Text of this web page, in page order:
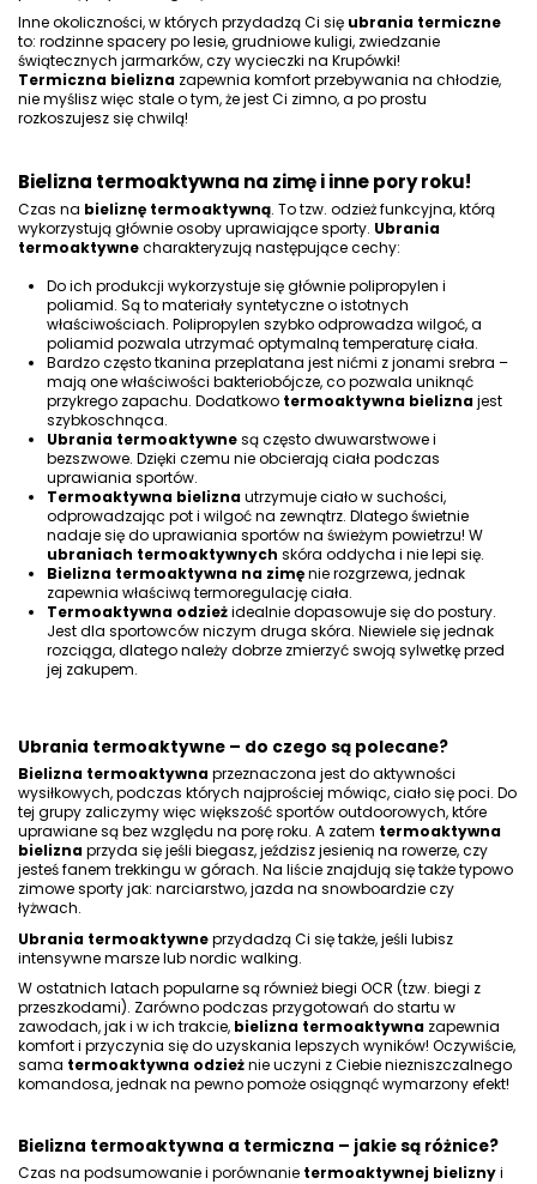
Inne okoliczności, w których przydadzą Ci się ubrania termiczne
to: rodzinne spacery po lesie,grudniowe kuligi, zwiedzanie
świątecznych jarmarków, czywycieczki na Krupówki!
Termiczna bielizna zapewnia komfort przebywania na chłodzie,
nie myślisz więc stale o tym, że jest Ci zimno, a po prostu
rozkoszujesz się chwilą!
Bielizna termoaktywna na zimę i inne pory roku!
Czas na bieliznę termoaktywną. To tzw. odzież funkcyjna, którą
wykorzystują głównie osoby uprawiające sporty. Ubrania
termoaktywnecharakteryzują następujące cechy:
Do ich produkcji wykorzystuje się głównie polipropylen i
poliamid. Są to materiały syntetyczne o istotnych
właściwościach. Polipropylen szybkoodprowadza wilgoć, a
poliamid pozwala utrzymać optymalną temperaturę ciała.
Bardzo często tkanina przeplatana jest nićmi zjonami srebra –
mają one właściwości bakteriobójcze, co pozwala uniknąć
przykrego zapachu. Dodatkowo termoaktywna bieliznajest
szybkoschnąca.
Ubrania termoaktywnesą częstodwuwarstwowei
bezszwowe. Dzięki czemu nie obcierają ciała podczas
uprawiania sportów.
Termoaktywna bieliznautrzymuje ciało w suchości,
odprowadzając pot i wilgoć na zewnątrz. Dlategoświetnie
nadaje się do uprawiania sportówna świeżym powietrzu! W
ubraniach termoaktywnych skóra oddycha i nie lepi się.
Bielizna termoaktywna na zimęnie rozgrzewa, jednak
zapewnia właściwą termoregulację ciała.
Termoaktywna odzieżidealnie dopasowuje się do postury.
Jest dla sportowców niczym druga skóra. Niewiele się jednak
rozciąga, dlatego należy dobrze zmierzyć swoją sylwetkę przed
jej zakupem.
Ubrania termoaktywne – do czego są polecane?
Bielizna termoaktywnaprzeznaczona jest doaktywności
wysiłkowych, podczas których najprościej mówiąc, ciało się poci. Do
tej grupy zaliczymy więc większośćsportów outdoorowych, które
uprawiane są bez względu na porę roku. A zatem termoaktywna
bieliznaprzyda się jeśli biegasz,jeździsz jesienią na rowerze, czy
jesteś fanem trekkingu w górach. Na liście znajdują się także typowo
zimowe sporty jak: narciarstwo,jazda na snowboardzieczy
łyżwach.
Ubrania termoaktywneprzydadzą Ci się także, jeśli lubisz
intensywne marszelubnordic walking.
W ostatnich latach popularne są również biegi OCR (tzw. biegi z
przeszkodami). Zarówno podczas przygotowań do startu w
zawodach, jak i w ich trakcie, bielizna termoaktywna zapewnia
komfort i przyczynia się do uzyskania lepszych wyników! Oczywiście,
sama termoaktywna odzieżnie uczyni z Ciebie niezniszczalnego
komandosa, jednak na pewno pomoże osiągnąć wymarzony efekt!
Bielizna termoaktywna a termiczna – jakie są różnice?
Czas na podsumowanie i porównanie termoaktywnej bieliznyi